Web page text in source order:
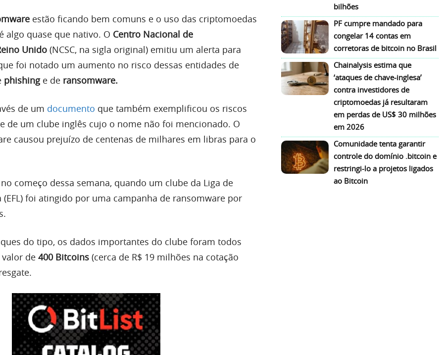
estão ficando bem comuns e o uso das criptomoedas
algo quase que nativo. O Centro Nacional de
Unido (NCSC, na sigla original) emitiu um alerta para
foi notado um aumento no risco dessas entidades de
phishinge de ransomware.
de um documento que também exemplificou os riscos
de um clube inglês cujo o nome não foi mencionado. O
causou prejuízo de centenas de milhares em libras para o
começo dessa semana, quando um clube da Liga de
(EFL) foi atingido por uma campanha de ransomware por
do tipo, os dados importantes do clube foram todos
de 400 Bitcoins (cerca de R$ 19 milhões na cotação
bilhões
PF cumpre mandado para
congelar 14 contas em
corretoras de bitcoin no Brasil
Chainalysis estima que
‘ataques de chave-inglesa’
contra investidores de
criptomoedas já resultaram
em perdas de US$ 30 milhões
em 2026
Comunidade tenta garantir
controle do domínio .bitcoin e
restringi-lo a projetos ligados
ao Bitcoin